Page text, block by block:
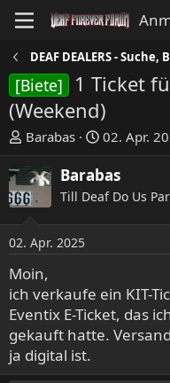
DEAF DEALERS - Suche,
[Biete]
1 Ticket
(Weekend)
E
r
s
t
e
l
r
Barabas
E
r
s
t
l
m
02. Apr.
Barabas
Till Deaf Do Us
02. Apr. 2025
Moin,
ich verkaufe ein KIT-
Eventix E-Ticket, das
gekauft hatte.
ja digital ist.